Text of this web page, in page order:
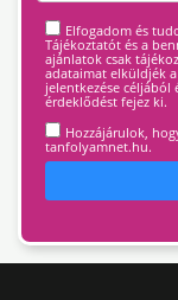
Elfogadom és
Tájékoztatót és a
ajánlatok csak
adataimat elküldjék
jelentkezése céljából
érdeklődést fejez ki.
Hozzájárulok,
tanfolyamnet.hu.